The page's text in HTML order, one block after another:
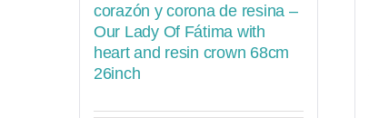
corazón y corona de resina –
Our Lady Of Fátima with
heart and resin crown 68cm
26inch